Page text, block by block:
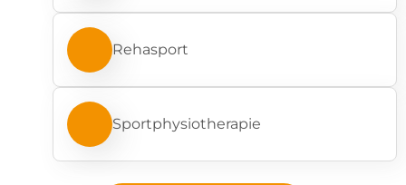
Rehasport
Sportphysiotherapie